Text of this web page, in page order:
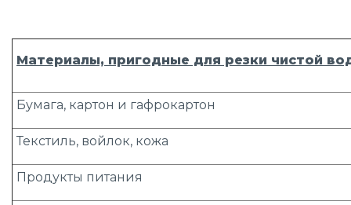
Материалы, пригодные для резки чистой
Бумага, картон и гафрокартон
Текстиль, войлок, кожа
Продукты питания